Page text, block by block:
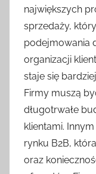
największych
sprzedaży,
podejmowania
organizacji
staje się
Firmy muszą
długotrwałe
klientami.
rynku B2B,
oraz